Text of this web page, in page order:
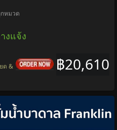
หมวด
งแจ้ง
฿20,610
ด &